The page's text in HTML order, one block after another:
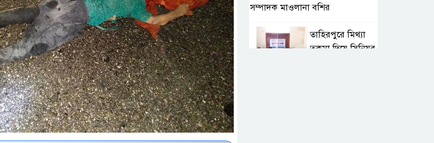
সম্পাদক মাওলানা বশির
তাহিরপুরে মিথ্যা
তকমা দিয়ে সিনিয়র